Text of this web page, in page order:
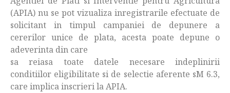
(APIA) nu se pot vizualiza inregistrarile efectuate de
solicitant in timpul campaniei de depunere a
cererilor unice de plata, acesta poate depune o
adeverinta din care
sa reiasa toate datele necesare indeplinirii
conditiilor eligibilitate si de selectie aferente sM 6.3,
care implica inscrieri la APIA.